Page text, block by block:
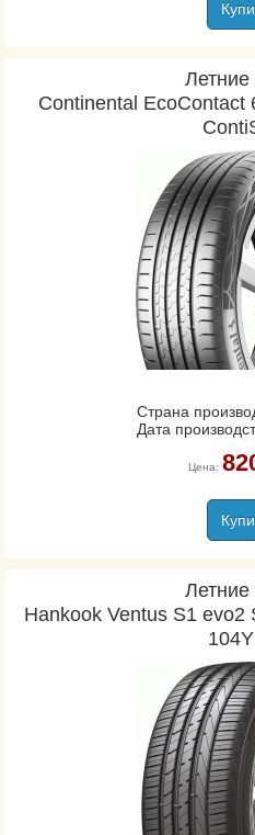
Continental EcoContact
Страна
Дата
Цена:
Hankook Ventus S1 evo2